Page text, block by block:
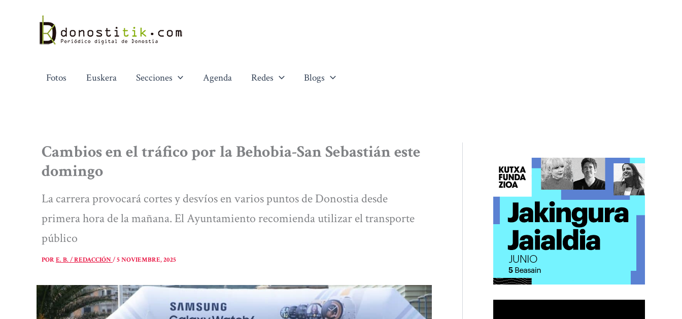
contenido
Fotos Euskera Secciones Agenda Redes Blogs
Cambios en el tráfico por la Behobia-San Sebastián este
domingo
La carrera provocará cortes y desvíos en varios puntos de Donostia desde
primera hora de la mañana. El Ayuntamiento recomienda utilizar el transporte
público
PORE. B. / REDACCIÓN/5 NOVIEMBRE, 2025